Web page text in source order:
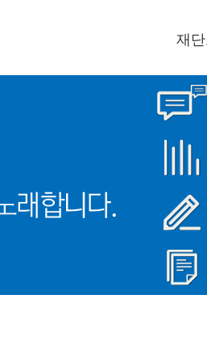
재
이사
미션/
연혁